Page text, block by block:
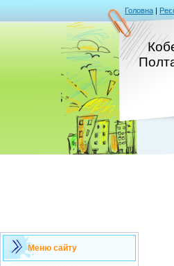
Головна |
Меню сайту